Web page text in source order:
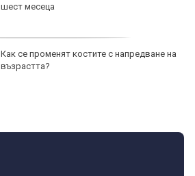
шест месеца
Как се променят костите с напредване на
възрастта?